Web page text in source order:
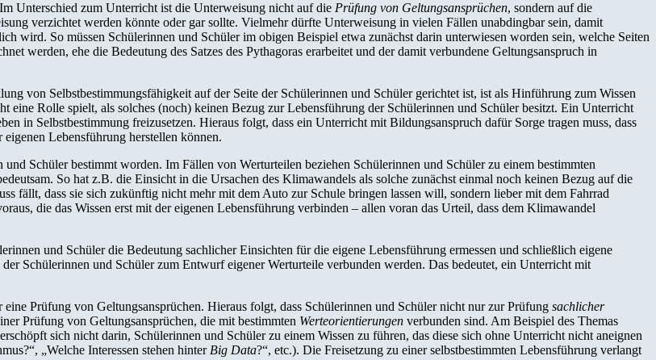
Unterschied zum Unterricht ist die Unterweisung nicht auf die Prüfung von Geltungsansprüchen, sondern auf die
verzichtet werden könnte oder gar sollte. Vielmehr dürfte Unterweisung in vielen Fällen unabdingbar sein, damit
wird. So müssen Schülerinnen und Schüler im obigen Beispiel etwa zunächst darin unterwiesen worden sein, welche Seiten
werden, ehe die Bedeutung des Satzes des Pythagoras erarbeitet und der damit verbundene Geltungsanspruch in
von Selbstbestimmungsfähigkeit auf der Seite der Schülerinnen und Schüler gerichtet ist, ist als Hinführung zum Wissen
eine Rolle spielt, als solches (noch) keinen Bezug zur Lebensführung der Schülerinnen und Schüler besitzt. Ein Unterricht
in Selbstbestimmung freizusetzen. Hieraus folgt, dass ein Unterricht mit Bildungsanspruch dafür Sorge tragen muss, dass
Lebensführung herstellen können.
und Schüler bestimmt worden. Im Fällen von Werturteilen beziehen Schülerinnen und Schüler zu einem bestimmten
So hat z.B. die Einsicht in die Ursachen des Klimawandels als solche zunächst einmal noch keinen Bezug auf die
fällt, dass sie sich zukünftig nicht mehr mit dem Auto zur Schule bringen lassen will, sondern lieber mit dem Fahrrad
die das Wissen erst mit der eigenen Lebensführung verbinden – allen voran das Urteil, dass dem Klimawandel
und Schüler die Bedeutung sachlicher Einsichten für die eigene Lebensführung ermessen und schließlich eigene
Schülerinnen und Schüler zum Entwurf eigener Werturteile verbunden werden. Das bedeutet, ein Unterricht mit
Prüfung von Geltungsansprüchen. Hieraus folgt, dass Schülerinnen und Schüler nicht nur zur Prüfung sachlicher
Prüfung von Geltungsansprüchen, die mit bestimmten Werteorientierungen verbunden sind. Am Beispiel des Themas
sich nicht darin, Schülerinnen und Schüler zu einem Wissen zu führen, das diese sich ohne Unterricht nicht aneignen
„Welche Interessen stehen hinter Big Data?“, etc.). Die Freisetzung zu einer selbstbestimmten Lebensführung verlangt